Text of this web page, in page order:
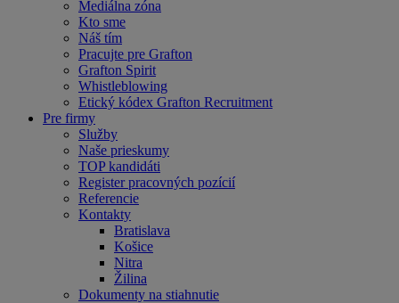
Mediálna zóna
Kto sme
Náš tím
Pracujte pre Grafton
Grafton Spirit
Whistleblowing
Etický kódex Grafton Recruitment
Pre firmy
Služby
Naše prieskumy
TOP kandidáti
Register pracovných pozícií
Referencie
Kontakty
Bratislava
Košice
Nitra
Žilina
Dokumenty na stiahnutie